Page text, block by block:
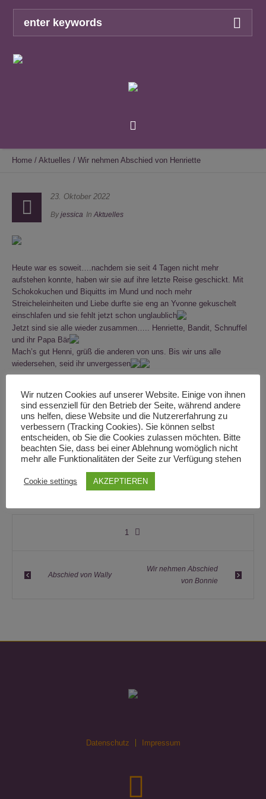
Home / Aktuelles / Wir nehmen Abschied von Henriette
23. Oktober 2022
By jessica In Aktuelles
Heute war es soweit….nachdem sie seit 4 Tagen nicht mehr
aufstehen konnte, haben wir sie auf ihre letzte Reise geschickt. Mit
Schokokuchen und Biquitts im Mund und noch mehr
Streicheleinheiten und Liebe durfte sie eng an Yvonne gekuschelt
einschlafen und sie fehlt jetzt schon unglaublich
Jetzt sind sie alle wieder zusammen….. Henriette, Bandit, Schnuffel
und ihr Papa Bär
Mach’s gut Henni, grüß die anderen von uns. Bis wir uns alle
wiedersehen, seid ihr unvergessen
Henriette
1
Abschied von Wally
Wir nehmen Abschied
von Bonnie
Datenschutz Impressum
Wir nutzen Cookies auf unserer Website. Einige von ihnen
sind essenziell für den Betrieb der Seite, während andere
uns helfen, diese Website und die Nutzererfahrung zu
verbessern (Tracking Cookies). Sie können selbst
entscheiden, ob Sie die Cookies zulassen möchten. Bitte
beachten Sie, dass bei einer Ablehnung womöglich nicht
mehr alle Funktionalitäten der Seite zur Verfügung stehen
Cookie settings AKZEPTIEREN